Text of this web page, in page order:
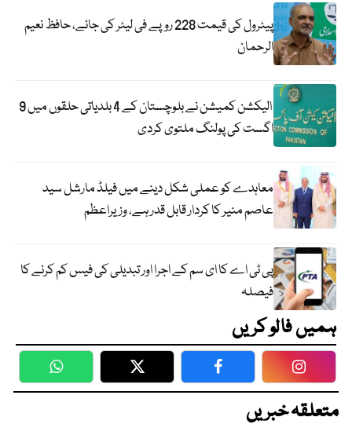
پیٹرول کی قیمت 228 روپے فی لیٹر کی جائے، حافظ نعیم
الرحمان
الیکشن کمیشن نے بلوچستان کے 4 بلدیاتی حلقوں میں 9
اگست کی پولنگ ملتوی کردی
معاہدے کو عملی شکل دینے میں فیلڈ مارشل سید
عاصم منیر کا کردار قابل قدر ہے، وزیراعظم
پی ٹی اے کا ای سم کے اجرا اور تبدیلی کی فیس کم کرنے کا
فیصلہ
ہمیں فالو کریں
WhatsApp Twitter Facebook
متعلقہ خبریں